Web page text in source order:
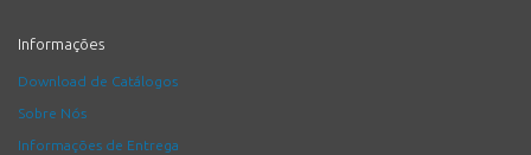
Informações
Download de Catálogos
Sobre Nós
Informações de Entrega